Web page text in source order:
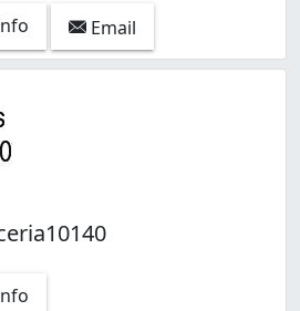
Email